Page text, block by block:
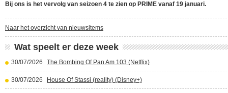
Bij ons is het vervolg van seizoen 4 te zien op PRIME vanaf 19 januari.
Naar het overzicht van nieuwsitems
Wat speelt er deze week
30/07/2026 The Bombing Of Pan Am 103 (Netflix)
30/07/2026 House Of Stassi (reality) (Disney+)